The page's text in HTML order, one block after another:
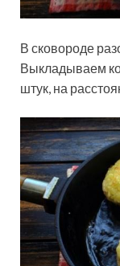
В сковороде
Выкладываем
штук, на